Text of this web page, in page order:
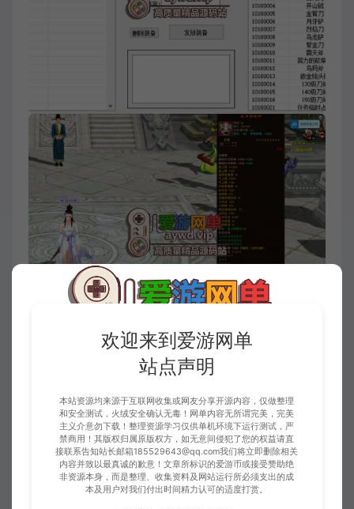
欢迎来到爱游网单
站点声明
本站资源均来源于互联网收集或网友分享开源内容，仅做整理
和安全测试，火绒安全确认无毒！网单内容无所谓完美，完美
主义介意勿下载！整理资源学习仅供单机环境下运行测试，严
禁商用！其版权归属原版权方，如无意间侵犯了您的权益请直
接联系告知站长邮箱185529643@qq.com我们将立即删除相关
内容并致以最真诚的歉意！文章所标识的爱游币或接受赞助绝
非资源本身，而是整理、收集资料及网站运行所必须支出的成
本及用户对我们付出时间精力认可的适度打赏。